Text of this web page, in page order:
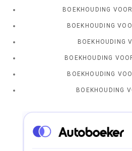
BOEKHOUDING
BOEKHOUDING
BOEKHOUDING
BOEKHOUDING
BOEKHOUDING
BOEKHOUDING